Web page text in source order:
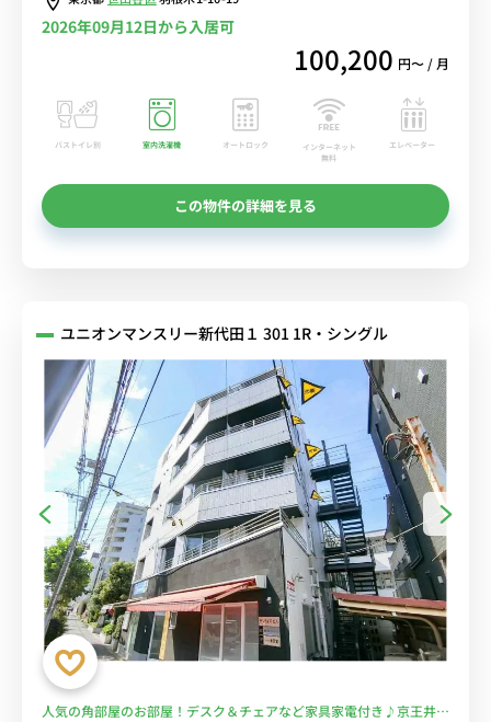
2026年09月12日から入居可
100,200 円〜 / 月
バストイレ別 室内洗濯機 オートロック
インターネット
無料
エレベーター
この物件の詳細を見る
ユニオンマンスリー新代田１ 301 1R・シングル
人気の角部屋のお部屋！デスク＆チェアなど家具家電付き♪京王井の